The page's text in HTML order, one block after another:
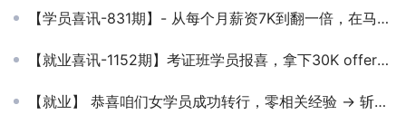
【学员喜讯-831期】- 从每个月薪资7K到翻一倍，在马哥教育仅需4个半月！
【就业喜讯-1152期】考证班学员报喜，拿下30K offer！感谢老师帮忙辅导简历~
【就业】 恭喜咱们女学员成功转行，零相关经验 → 斩获月薪12K+ Offer！方向比努力更重要，再次印证！